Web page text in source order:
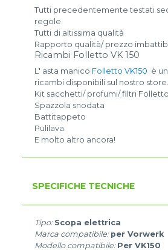
Tutti precedentemente testati
regole
Tutti di altissima qualità
Rapporto qualità/ prezzo
Ricambi Folletto VK 150
L' asta manico Folletto VK150 è
ricambi disponibili sul nostro
Kit sacchetti/ profumi/ filtri Folletto
Spazzola snodata
Battitappeto
Pulilava
E molto altro ancora!
SPECIFICHE TECNICHE
Tipo: Scopa elettrica
Marca compatibile: per Vorwerk
Modello compatibile: Per VK150